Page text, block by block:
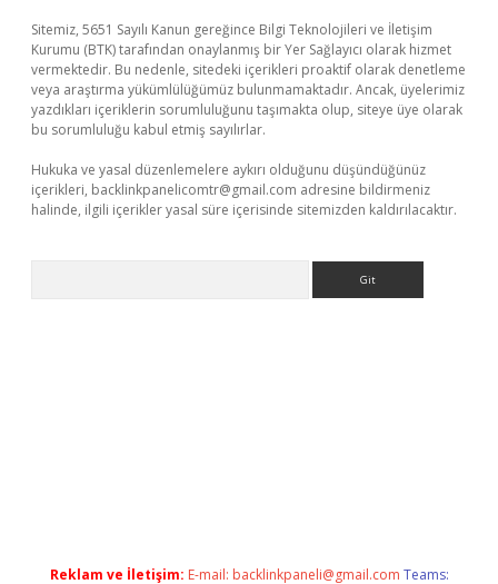
Sitemiz, 5651 Sayılı Kanun gereğince Bilgi Teknolojileri ve İletişim
Kurumu (BTK) tarafından onaylanmış bir Yer Sağlayıcı olarak hizmet
vermektedir. Bu nedenle, sitedeki içerikleri proaktif olarak denetleme
veya araştırma yükümlülüğümüz bulunmamaktadır. Ancak, üyelerimiz
yazdıkları içeriklerin sorumluluğunu taşımakta olup, siteye üye olarak
bu sorumluluğu kabul etmiş sayılırlar.
Hukuka ve yasal düzenlemelere aykırı olduğunu düşündüğünüz
içerikleri, backlinkpanelicomtr@gmail.com adresine bildirmeniz
halinde, ilgili içerikler yasal süre içerisinde sitemizden kaldırılacaktır.
Reklam ve İletişim: E-mail: backlinkpaneli@gmail.com Teams: